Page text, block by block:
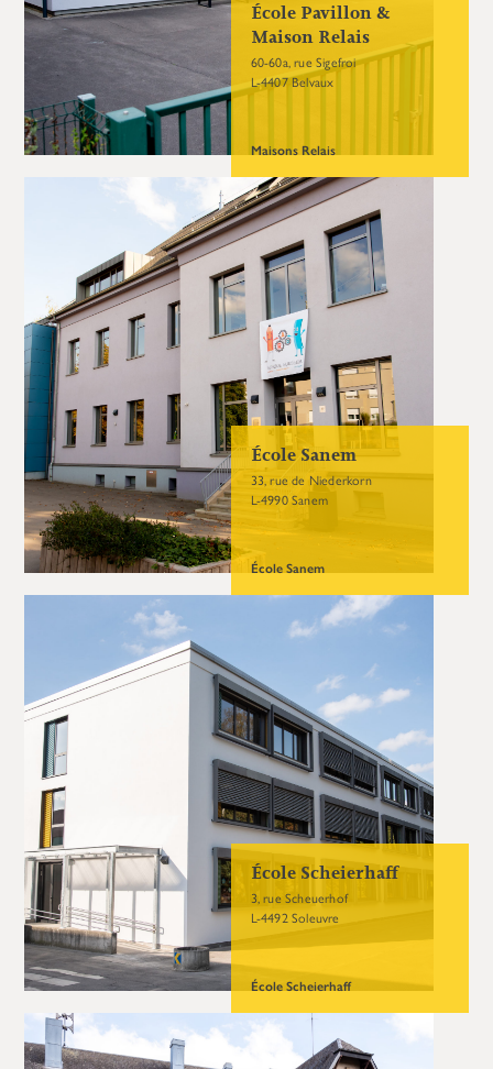
École Pavillon &
Maison Relais
60-60a, rue Sigefroi
L-4407 Belvaux
Maisons Relais
École Sanem
33, rue de Niederkorn
L-4990 Sanem
École Sanem
École Scheierhaff
3, rue Scheuerhof
L-4492 Soleuvre
École Scheierhaff